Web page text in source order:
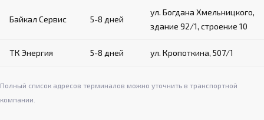
Байкал Сервис 5-8 дней
ул. Богдана Хмельницкого,
здание 92/1, строение 10
ТК Энергия 5-8 дней ул. Кропоткина, 507/1
Полный список адресов терминалов можно уточнить в транспортной
компании.